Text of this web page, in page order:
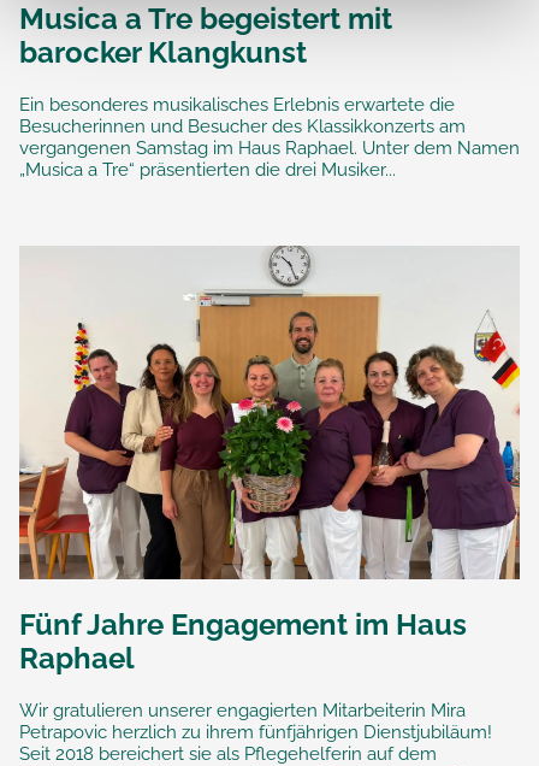
Musica a Tre begeistert mit
barocker Klangkunst
Ein besonderes musikalisches Erlebnis erwartete die
Besucherinnen und Besucher des Klassikkonzerts am
vergangenen Samstag im Haus Raphael. Unter dem Namen
„Musica a Tre“ präsentierten die drei Musiker...
Fünf Jahre Engagement im Haus
Raphael
Wir gratulieren unserer engagierten Mitarbeiterin Mira
Petrapovic herzlich zu ihrem fünfjährigen Dienstjubiläum!
Seit 2018 bereichert sie als Pflegehelferin auf dem